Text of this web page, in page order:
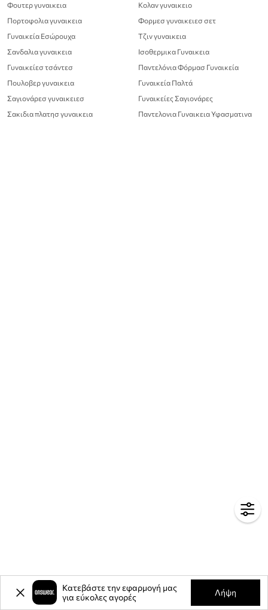
Φουτερ γυναικεια
Πορτοφολια γυναικεια
Γυναικεία Εσώρουχα
Σανδαλια γυναικεια
Γυναικείεσ τσάντεσ
Πουλοβερ γυναικεια
Σαγιονάρεσ γυναικειεσ
Σακιδια πλατησ γυναικεια
Κολαν γυναικειο
Φορμεσ γυναικειεσ σετ
Τζιν γυναικεια
Ισοθερμικα Γυναικεια
Παντελόνια Φόρμασ Γυναικεία
Γυναικεία Παλτά
Γυναικείες Σαγιονάρες
Παντελονια Γυναικεια Υφασματινα
Κατεβάστε την εφαρμογή μας
για εύκολες αγορές
Λήψη